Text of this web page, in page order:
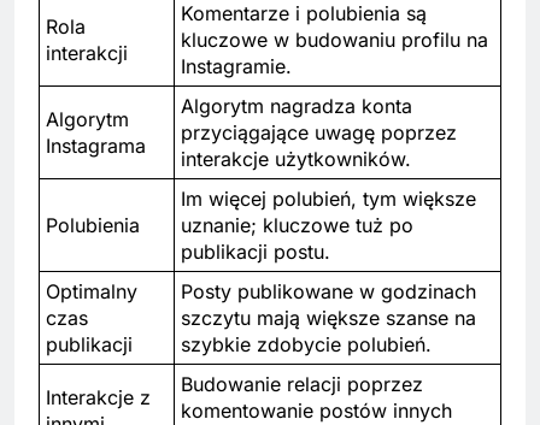
Rola
interakcji
Komentarze i polubienia są
kluczowe w budowaniu profilu na
Instagramie.
Algorytm
Instagrama
Algorytm nagradza konta
przyciągające uwagę poprzez
interakcje użytkowników.
Polubienia
Im więcej polubień, tym większe
uznanie; kluczowe tuż po
publikacji postu.
Optimalny
czas
publikacji
Posty publikowane w godzinach
szczytu mają większe szanse na
szybkie zdobycie polubień.
Interakcje z
Budowanie relacji poprzez
komentowanie postów innych